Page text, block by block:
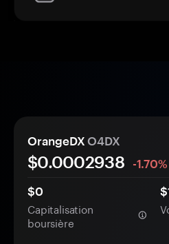
OrangeDX O4DX
$0.0002938
-1.70%
$0
Capitalisation
boursière